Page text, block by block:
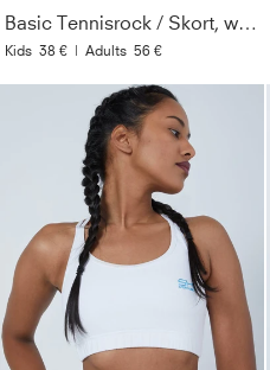
Basic Tennisrock / Skort, weiß
Kids 38 € | Adults 56 €